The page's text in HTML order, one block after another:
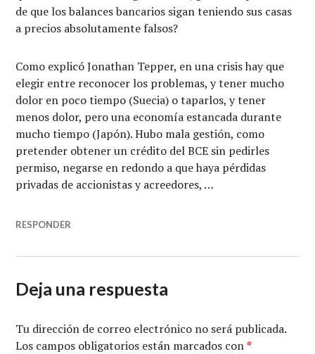
de que los balances bancarios sigan teniendo sus casas
a precios absolutamente falsos?
Como explicó Jonathan Tepper, en una crisis hay que
elegir entre reconocer los problemas, y tener mucho
dolor en poco tiempo (Suecia) o taparlos, y tener
menos dolor, pero una economía estancada durante
mucho tiempo (Japón). Hubo mala gestión, como
pretender obtener un crédito del BCE sin pedirles
permiso, negarse en redondo a que haya pérdidas
privadas de accionistas y acreedores, …
RESPONDER
Deja una respuesta
Tu dirección de correo electrónico no será publicada.
Los campos obligatorios están marcados con*